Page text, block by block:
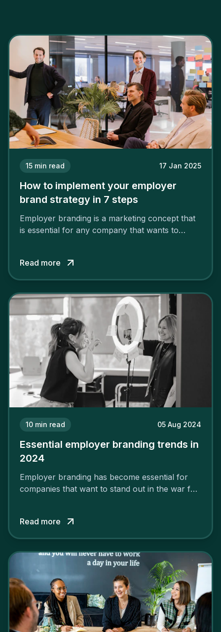
15 min read 17 Jan 2025
How to implement your employer
brand strategy in 7 steps
Employer branding is a marketing concept that
is essential for any company that wants to
solid and positive employer brand are clear, you
cannot simply wave a magic wand for it to be
Read more
10 min read 05 Aug 2024
Essential employer branding trends in
2024
Employer branding has become essential for
companies that want to stand out in the war for
attract the best profiles.
Read more